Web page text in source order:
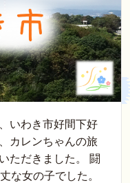
いわき市好間下好
カレンちゃんの旅
ただきました。 闘
な女の子でした。